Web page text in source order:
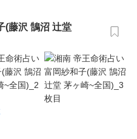
(藤沢 鵠沼 辻堂